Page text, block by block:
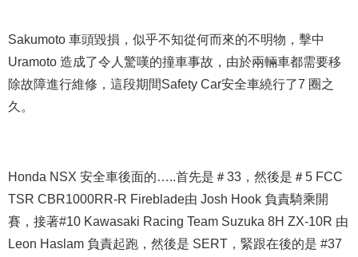
Sakumoto 車頭毀損，似乎不知從何而來的不明物，擊中
Uramoto 造成了令人驚嘆的撞車事故，由於兩輛車都需要移
除故障進行維修，這段期間Safety Car安全車繞行了7 圈之
久。
Honda NSX 安全車後面的…..首先是＃33，然後是＃5 FCC
TSR CBR1000RR-R Fireblade由 Josh Hook 負責騎乘開
賽，接著#10 Kawasaki Racing Team Suzuka 8H ZX-10R 由
Leon Haslam 負責起跑，然後是 SERT，緊跟在後的是 #37